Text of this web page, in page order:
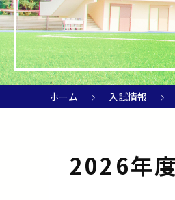
ホーム 入試情報
2026年